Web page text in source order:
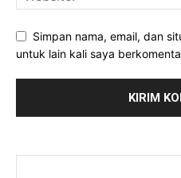
Simpan nama, email, dan
untuk lain kali saya